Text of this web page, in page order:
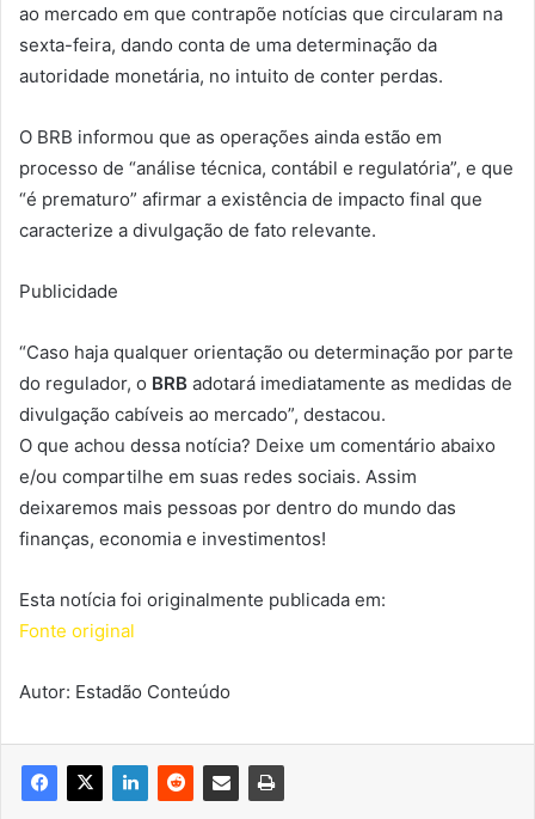
ao mercado em que contrapõe notícias que circularam na
sexta-feira, dando conta de uma determinação da
autoridade monetária, no intuito de conter perdas.
O BRB informou que as operações ainda estão em
processo de “análise técnica, contábil e regulatória”, e que
“é prematuro” afirmar a existência de impacto final que
caracterize a divulgação de fato relevante.
Publicidade
“Caso haja qualquer orientação ou determinação por parte
do regulador, o BRB adotará imediatamente as medidas de
divulgação cabíveis ao mercado”, destacou.
O que achou dessa notícia? Deixe um comentário abaixo
e/ou compartilhe em suas redes sociais. Assim
deixaremos mais pessoas por dentro do mundo das
finanças, economia e investimentos!
Esta notícia foi originalmente publicada em:
Fonte original
Autor: Estadão Conteúdo